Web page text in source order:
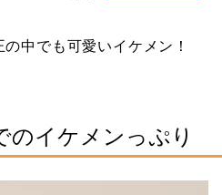
中でも可愛いイケメン！
のイケメンっぷり